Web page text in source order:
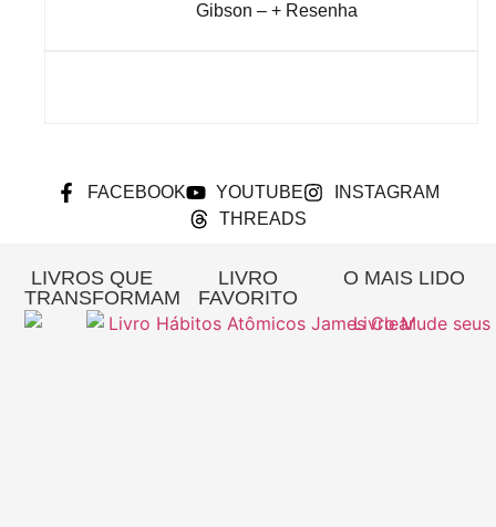
Gibson – + Resenha
FACEBOOK YOUTUBE
INSTAGRAM
THREADS
LIVROS QUE
TRANSFORMAM
LIVRO
FAVORITO
O MAIS LIDO